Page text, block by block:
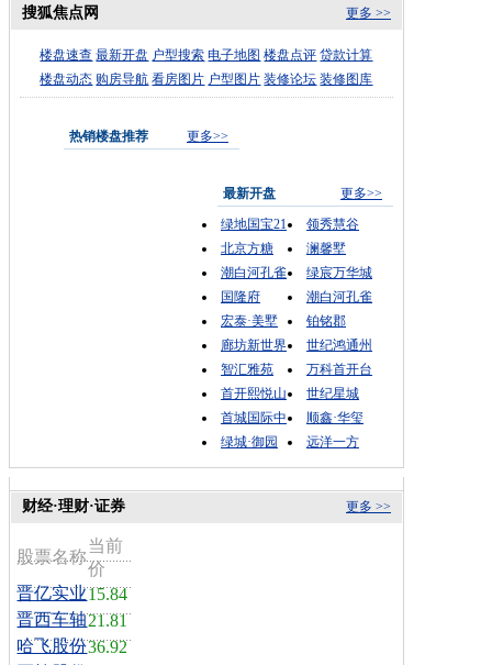
更多 >>
搜狐焦点网
楼盘速查 最新开盘 户型搜索 电子地图 楼盘点评 贷款计算
楼盘动态 购房导航 看房图片 户型图片 装修论坛 装修图库
热销楼盘推荐 更多>>
最新开盘
更多>>
绿地国宝21
领秀慧谷
北京方糖
澜馨墅
潮白河孔雀
绿宸万华城
国隆府
潮白河孔雀
宏泰·美墅
铂铭郡
廊坊新世界
世纪鸿通州
智汇雅苑
万科首开台
首开熙悦山
世纪星城
首城国际中
顺鑫·华玺
绿城·御园
远洋一方
更多 >>
财经·理财·证券
股票名称
当前
价
晋亿实业15.84
晋西车轴21.81
哈飞股份36.92